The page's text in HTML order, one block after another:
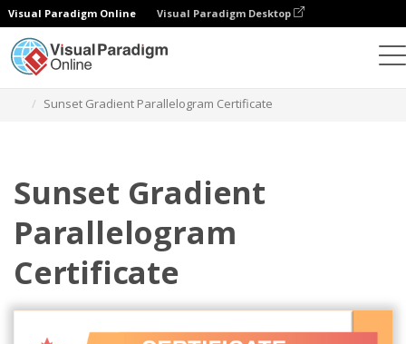
Visual Paradigm Online Visual Paradigm Desktop
Sunset Gradient Parallelogram Certificate
Sunset Gradient
Parallelogram
Certificate